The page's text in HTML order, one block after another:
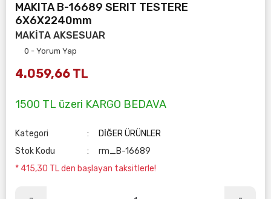
MAKITA B-16689 SERIT TESTERE
6X6X2240mm
MAKİTA AKSESUAR
0 - Yorum Yap
4.059,66 TL
1500 TL üzeri KARGO BEDAVA
Kategori
DİĞER ÜRÜNLER
Stok Kodu
rm_B-16689
* 415,30 TL den başlayan taksitlerle!